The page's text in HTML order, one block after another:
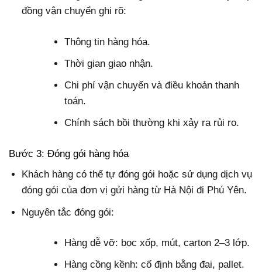
đồng vận chuyển ghi rõ:
Thông tin hàng hóa.
Thời gian giao nhận.
Chi phí vận chuyển và điều khoản thanh
toán.
Chính sách bồi thường khi xảy ra rủi ro.
Bước 3: Đóng gói hàng hóa
Khách hàng có thể tự đóng gói hoặc sử dụng dịch vụ
đóng gói của đơn vị gửi hàng từ Hà Nội đi Phú Yên.
Nguyên tắc đóng gói:
Hàng dễ vỡ: bọc xốp, mút, carton 2–3 lớp.
Hàng cồng kềnh: cố định bằng đai, pallet.